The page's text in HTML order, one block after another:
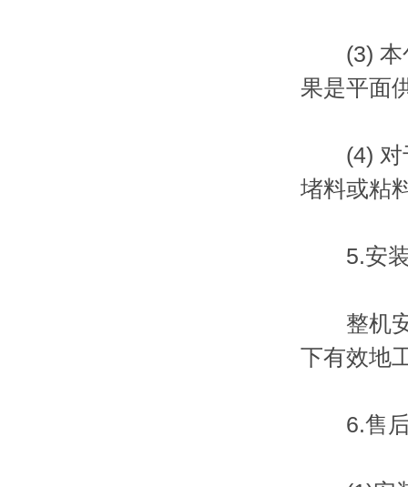
(3) 本包
果是平面
(4) 对于
堵料或粘
5.安装
整机安
下有效地
6.售后